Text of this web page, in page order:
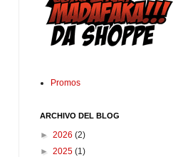
Promos
ARCHIVO DEL BLOG
► 2026 (2)
► 2025 (1)